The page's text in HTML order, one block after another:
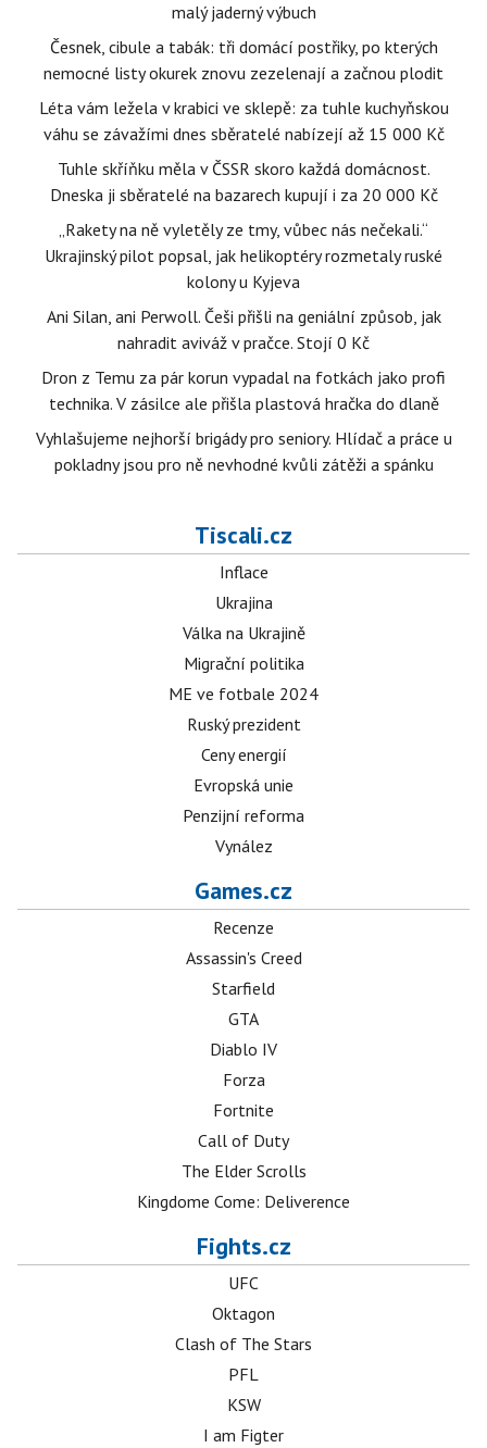
malý jaderný výbuch
Česnek, cibule a tabák: tři domácí postřiky, po kterých
nemocné listy okurek znovu zezelenají a začnou plodit
Léta vám ležela v krabici ve sklepě: za tuhle kuchyňskou
váhu se závažími dnes sběratelé nabízejí až 15 000 Kč
Tuhle skříňku měla v ČSSR skoro každá domácnost.
Dneska ji sběratelé na bazarech kupují i za 20 000 Kč
„Rakety na ně vyletěly ze tmy, vůbec nás nečekali.“
Ukrajinský pilot popsal, jak helikoptéry rozmetaly ruské
kolony u Kyjeva
Ani Silan, ani Perwoll. Češi přišli na geniální způsob, jak
nahradit aviváž v pračce. Stojí 0 Kč
Dron z Temu za pár korun vypadal na fotkách jako profi
technika. V zásilce ale přišla plastová hračka do dlaně
Vyhlašujeme nejhorší brigády pro seniory. Hlídač a práce u
pokladny jsou pro ně nevhodné kvůli zátěži a spánku
Tiscali.cz
Inflace
Ukrajina
Válka na Ukrajině
Migrační politika
ME ve fotbale 2024
Ruský prezident
Ceny energií
Evropská unie
Penzijní reforma
Vynález
Games.cz
Recenze
Assassin's Creed
Starfield
GTA
Diablo IV
Forza
Fortnite
Call of Duty
The Elder Scrolls
Kingdome Come: Deliverence
Fights.cz
UFC
Oktagon
Clash of The Stars
PFL
KSW
I am Figter